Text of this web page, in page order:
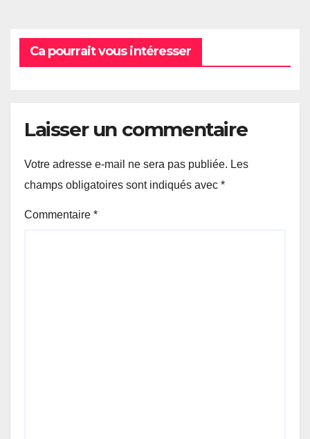
Ca pourrait vous intéresser
Laisser un commentaire
Votre adresse e-mail ne sera pas publiée. Les
champs obligatoires sont indiqués avec *
Commentaire *